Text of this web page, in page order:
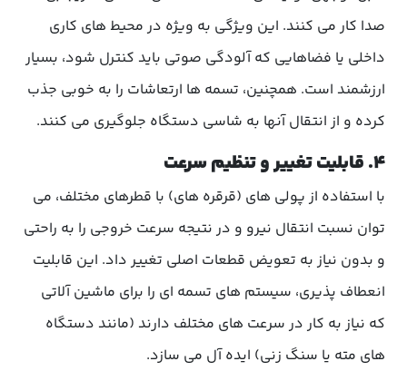
صدا کار می کنند. این ویژگی به ویژه در محیط های کاری
داخلی یا فضاهایی که آلودگی صوتی باید کنترل شود، بسیار
ارزشمند است. همچنین، تسمه ها ارتعاشات را به خوبی جذب
کرده و از انتقال آنها به شاسی دستگاه جلوگیری می کنند.
۴. قابلیت تغییر و تنظیم سرعت
با استفاده از پولی های (قرقره های) با قطرهای مختلف، می
توان نسبت انتقال نیرو و در نتیجه سرعت خروجی را به راحتی
و بدون نیاز به تعویض قطعات اصلی تغییر داد. این قابلیت
انعطاف پذیری، سیستم های تسمه ای را برای ماشین آلاتی
که نیاز به کار در سرعت های مختلف دارند (مانند دستگاه
های مته یا سنگ زنی) ایده آل می سازد.